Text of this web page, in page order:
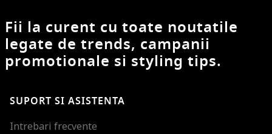
Fii la curent cu toate noutatile
legate de trends, campanii
promotionale si styling tips.
SUPORT SI ASISTENTA
Intrebari frecvente